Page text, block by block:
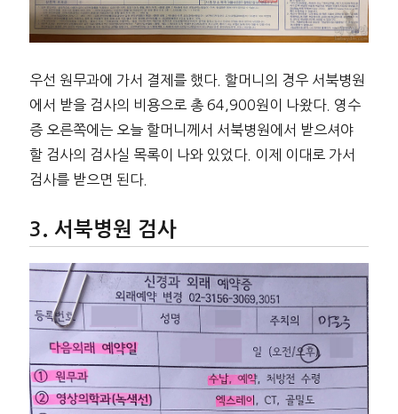
우선 원무과에 가서 결제를 했다. 할머니의 경우 서북병원
에서 받을 검사의 비용으로 총 64,900원이 나왔다. 영수
증 오른쪽에는 오늘 할머니께서 서북병원에서 받으셔야
할 검사의 검사실 목록이 나와 있었다. 이제 이대로 가서
검사를 받으면 된다.
서북병원 검사